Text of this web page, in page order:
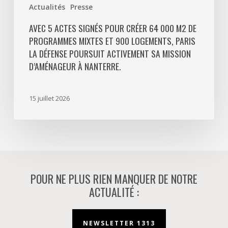
Actualités Presse
Défense
poursuit
activement
AVEC 5 ACTES SIGNÉS POUR CRÉER 64 000 M2 DE
PROGRAMMES MIXTES ET 900 LOGEMENTS, PARIS
LA DÉFENSE POURSUIT ACTIVEMENT SA MISSION
D’AMÉNAGEUR À NANTERRE.
15 juillet 2026
POUR NE PLUS RIEN MANQUER DE NOTRE
ACTUALITÉ :
NEWSLETTER 1313